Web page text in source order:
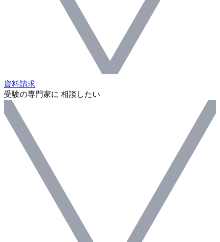
資料請求
受験の専門家に 相談したい